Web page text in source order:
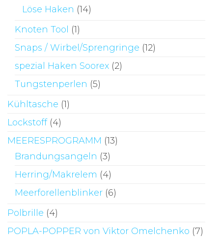
Löse Haken (14)
Knoten Tool (1)
Snaps / Wirbel/Sprengringe (12)
spezial Haken Soorex (2)
Tungstenperlen (5)
Kühltasche (1)
Lockstoff (4)
MEERESPROGRAMM (13)
Brandungsangeln (3)
Herring/Makrelem (4)
Meerforellenblinker (6)
Polbrille (4)
POPLA-POPPER von Viktor Omelchenko (7)